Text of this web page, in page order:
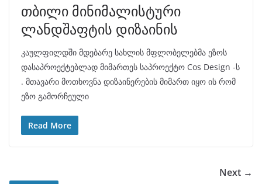
თბილი მინიმალისტური
ლანდშაფტის დიზაინის
კაულფილდში მდებარე სახლის მფლობელებმა ეზოს
დასაპროექტებლად მიმართეს საპროექტო Cos Design -ს
. მთავარი მოთხოვნა დიზაინერების მიმართ იყო ის რომ
ეზო გამორჩეული
Read More
Next →